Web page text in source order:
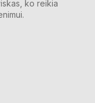
ko reikia